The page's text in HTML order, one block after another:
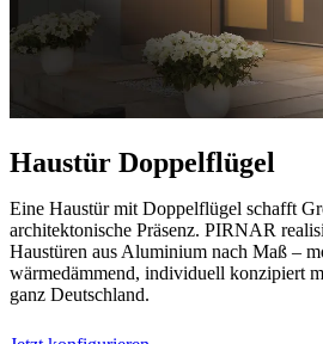
Haustür Doppelflügel
Eine Haustür mit Doppelflügel schafft
architektonische Präsenz. PIRNAR
Haustüren aus Aluminium nach Maß –
wärmedämmend, individuell konzipiert
ganz Deutschland.